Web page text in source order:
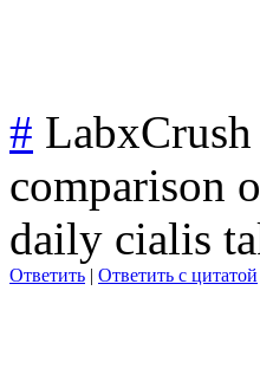
# LabxCrush
comparison
daily cialis
Ответить | Ответить с цитатой